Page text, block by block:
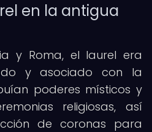
en la antigua
y Roma, el laurel era
y asociado con la
poderes místicos y
religiosas, así
de coronas para